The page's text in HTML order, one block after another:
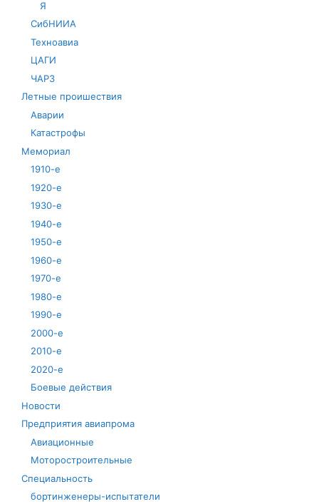
Я
СибНИИА
Техноавиа
ЦАГИ
ЧАРЗ
Летные проишествия
Аварии
Катастрофы
Мемориал
1910-е
1920-е
1930-е
1940-е
1950-е
1960-е
1970-е
1980-е
1990-е
2000-е
2010-е
2020-е
Боевые действия
Новости
Предприятия авиапрома
Авиационные
Моторостроительные
Специальность
бортинженеры-испытатели